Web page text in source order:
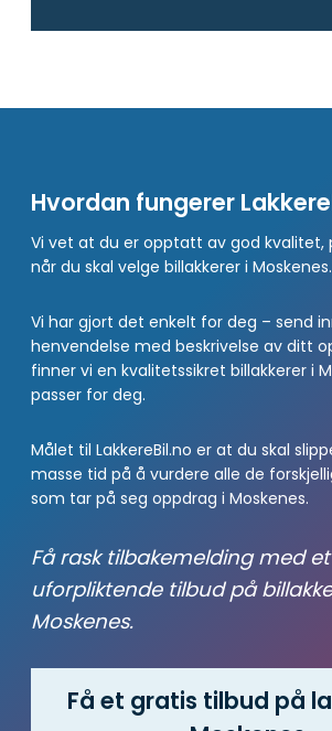
Hvordan fungerer
Vi vet at du er opptatt av god kvalitet,
når du skal velge billakkerer i Moskenes.
Vi har gjort det enkelt for deg – send
henvendelse med beskrivelse av ditt
finner vi en kvalitetssikret billakkerer i
passer for deg.
Målet til LakkereBil.no er at du skal
masse tid på å vurdere alle de
som tar på seg oppdrag i Moskenes.
Få rask tilbakemelding med
uforpliktende tilbud på
Moskenes.
Få et gratis tilbud på